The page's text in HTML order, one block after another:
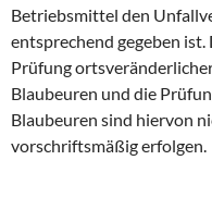
Betriebsmittel den
entsprechend gegeben
Prüfung
Blaubeuren und die
Blaubeuren sind hiervon
vorschriftsmäßig erfolgen.